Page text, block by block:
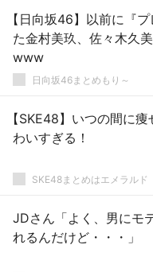
【日向坂46】以前に『
た金村美玖、佐々木久
www
日向坂46まとめもり～
【SKE48】いつの間に
わいすぎる！
SKE48まとめはエメラルド
JDさん「よく、男にモ
れるんだけど・・・」